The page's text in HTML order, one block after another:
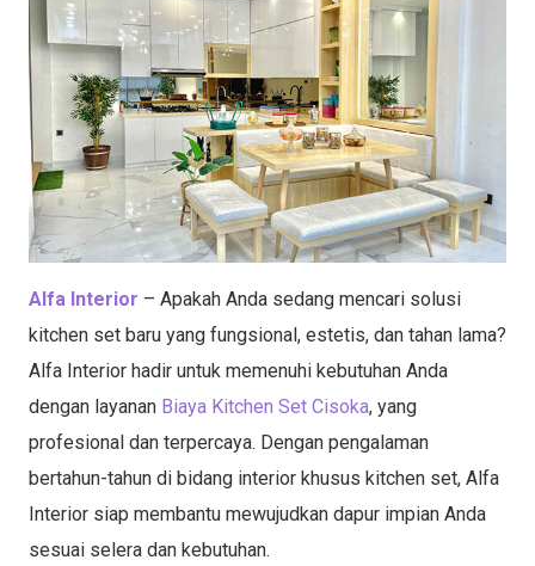
Alfa Interior – Apakah Anda sedang mencari solusi
kitchen set baru yang fungsional, estetis, dan tahan lama?
Alfa Interior hadir untuk memenuhi kebutuhan Anda
dengan layanan Biaya Kitchen Set Cisoka, yang
profesional dan terpercaya. Dengan pengalaman
bertahun-tahun di bidang interior khusus kitchen set, Alfa
Interior siap membantu mewujudkan dapur impian Anda
sesuai selera dan kebutuhan.